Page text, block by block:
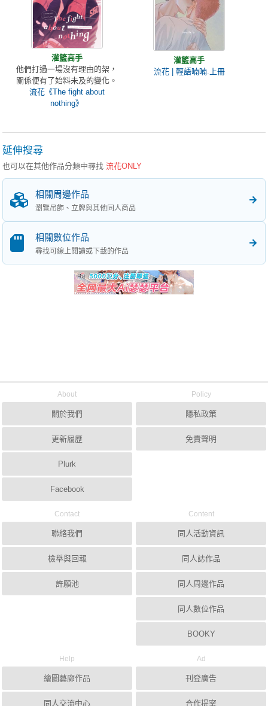
灌籃高手
他們打過一場沒有理由的架，
關係便有了始料未及的變化。
流花《The fight about
nothing》
灌籃高手
流花 | 輕語喃喃.上冊
延伸搜尋
也可以在其他作品分類中尋找流花ONLY
相關周邊作品
瀏覽吊飾、立牌與其他同人商品
相關數位作品
尋找可線上閱讀或下載的作品
About
關於我們
更新履歷
Plurk
Facebook
Policy
隱私政策
免責聲明
Contact
聯絡我們
檢舉與回報
許願池
Content
同人活動資訊
同人誌作品
同人周邊作品
同人數位作品
BOOKY
Help
繪圖藝廊作品
同人交流中心
Ad
刊登廣告
合作提案